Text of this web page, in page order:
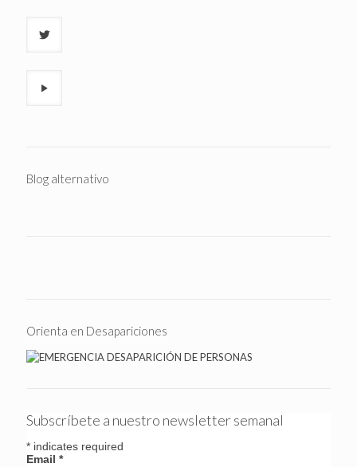
Blog alternativo
Orienta en Desapariciones
Subscríbete a nuestro newsletter semanal
* indicates required
Email *